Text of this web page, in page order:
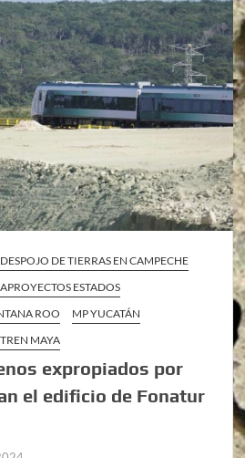
DESPOJO DE TIERRAS EN CAMPECHE
ESTADOS
ROO
MP YUCATÁN
TREN MAYA
expropiados por
el edificio de Fonatur